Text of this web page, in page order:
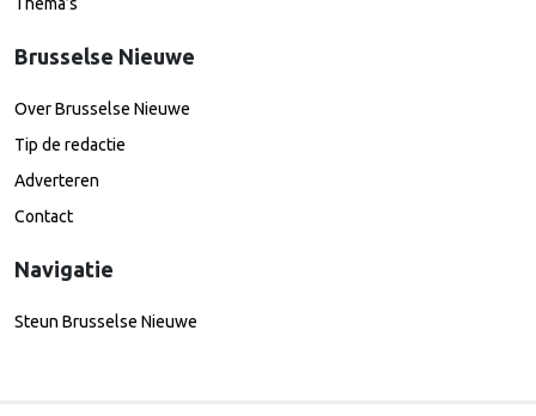
Brusselse Nieuwe
Over Brusselse Nieuwe
Tip de redactie
Adverteren
Contact
Navigatie
Steun Brusselse Nieuwe